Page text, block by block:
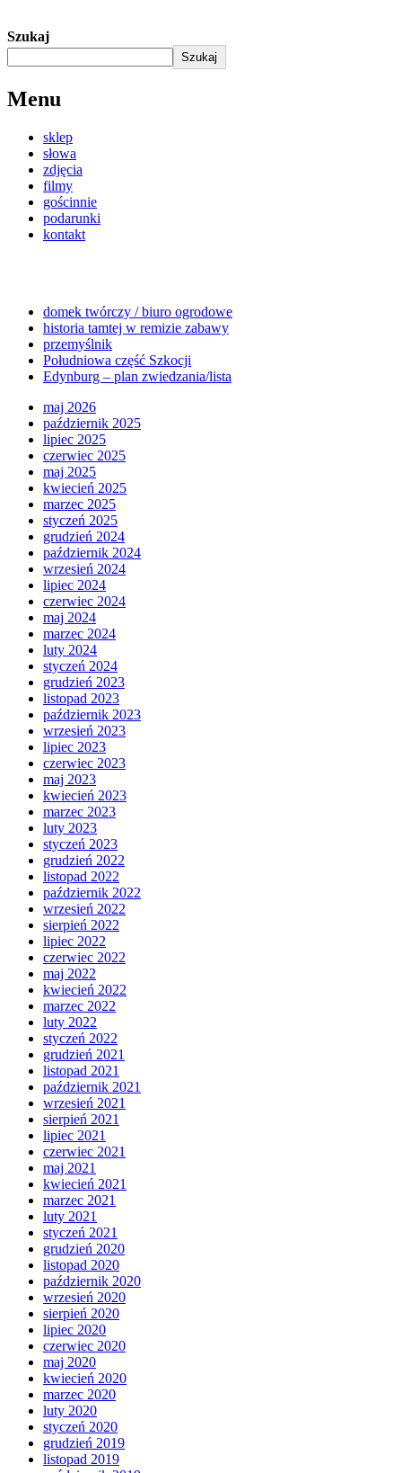
Szukaj
Szukaj
Menu
sklep
słowa
zdjęcia
filmy
gościnnie
podarunki
kontakt
domek twórczy / biuro ogrodowe
historia tamtej w remizie zabawy
przemyślnik
Południowa część Szkocji
Edynburg – plan zwiedzania/lista
maj 2026
październik 2025
lipiec 2025
czerwiec 2025
maj 2025
kwiecień 2025
marzec 2025
styczeń 2025
grudzień 2024
październik 2024
wrzesień 2024
lipiec 2024
czerwiec 2024
maj 2024
marzec 2024
luty 2024
styczeń 2024
grudzień 2023
listopad 2023
październik 2023
wrzesień 2023
lipiec 2023
czerwiec 2023
maj 2023
kwiecień 2023
marzec 2023
luty 2023
styczeń 2023
grudzień 2022
listopad 2022
październik 2022
wrzesień 2022
sierpień 2022
lipiec 2022
czerwiec 2022
maj 2022
kwiecień 2022
marzec 2022
luty 2022
styczeń 2022
grudzień 2021
listopad 2021
październik 2021
wrzesień 2021
sierpień 2021
lipiec 2021
czerwiec 2021
maj 2021
kwiecień 2021
marzec 2021
luty 2021
styczeń 2021
grudzień 2020
listopad 2020
październik 2020
wrzesień 2020
sierpień 2020
lipiec 2020
czerwiec 2020
maj 2020
kwiecień 2020
marzec 2020
luty 2020
styczeń 2020
grudzień 2019
listopad 2019